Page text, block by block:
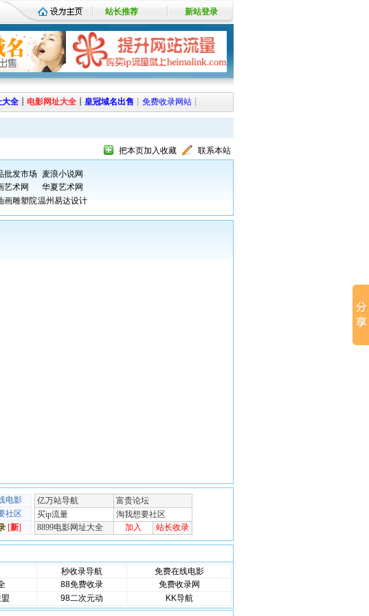
站长推荐 新站登录
大全 ┊ 电影网址大全 ┊ 皇冠域名出售 ┊ 免费收录网站 ┊
把本页加入收藏 联系本站
批发市场
麦浪小说网
艺术网
华夏艺术网
画雕塑院温州易达设计
秒收录导航
免费在线电影
88免费收录
免费收录网
98二次元动 KK导航